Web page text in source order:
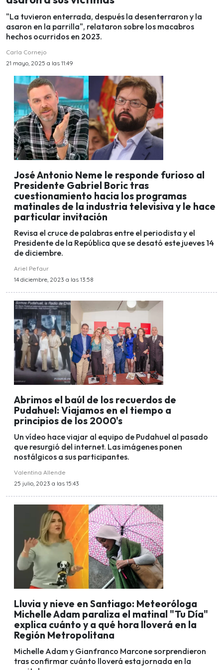
"La tuvieron enterrada, después la desenterraron y la
asaron en la parrilla", relataron sobre los macabros
hechos ocurridos en 2023.
Carla Cornejo
21 mayo, 2025 a las 11:49
José Antonio Neme le responde furioso al
Presidente Gabriel Boric tras
cuestionamiento hacia los programas
matinales de la industria televisiva y le hace
particular invitación
Revisa el cruce de palabras entre el periodista y el
Presidente de la República que se desató este jueves 14
de diciembre.
Ariel Pefaur
14 diciembre, 2023 a las 13:58
Abrimos el baúl de los recuerdos de
Pudahuel: Viajamos en el tiempo a
principios de los 2000's
Un vídeo hace viajar al equipo de Pudahuel al pasado
que resurgió del internet. Las imágenes ponen
nostálgicos a sus participantes.
Valentina Allende
25 julio, 2023 a las 15:43
Lluvia y nieve en Santiago: Meteoróloga
Michelle Adam paraliza el matinal "Tu Día"
explica cuánto y a qué hora lloverá en la
Región Metropolitana
Michelle Adam y Gianfranco Marcone sorprendieron
tras confirmar cuánto lloverá esta jornada en la